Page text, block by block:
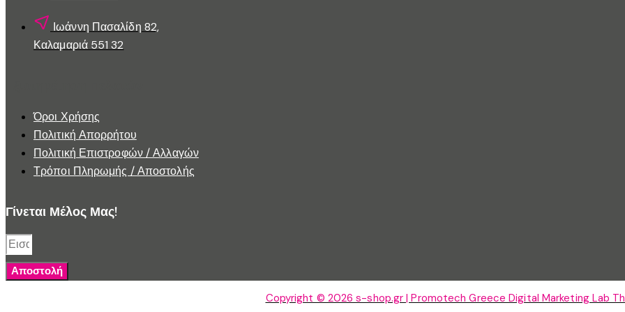
Ιωάννη Πασαλίδη 82,
Καλαμαριά 551 32
Όροι Χρήσης
Πολιτική Απορρήτου
Πολιτική Επιστροφών / Αλλαγών
Τρόποι Πληρωμής / Αποστολής
Γίνεται Μέλος Μας!
Αποστολή
Copyright © 2026 s-shop.gr | Promotech Greece Digital Marketing Lab